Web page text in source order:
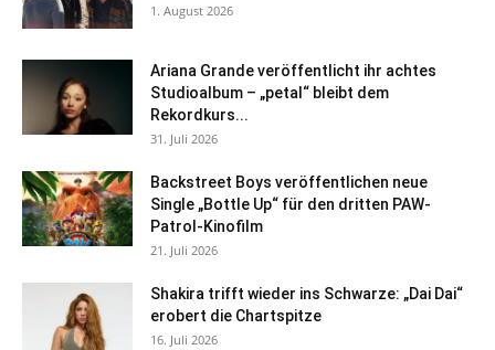
1. August 2026
Ariana Grande veröffentlicht ihr achtes
Studioalbum – „petal“ bleibt dem
Rekordkurs...
31. Juli 2026
Backstreet Boys veröffentlichen neue
Single „Bottle Up“ für den dritten PAW-
Patrol-Kinofilm
21. Juli 2026
Shakira trifft wieder ins Schwarze: „Dai Dai“
erobert die Chartspitze
16. Juli 2026